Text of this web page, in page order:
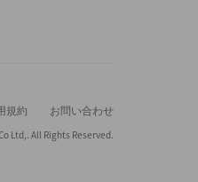
規約 お問い合わせ
Ltd,. All Rights Reserved.